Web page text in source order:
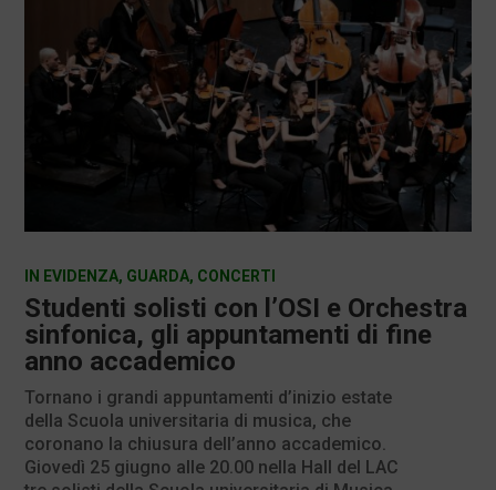
Studenti solisti con l’OSI e Orchestra
sinfonica, gli appuntamenti di fine
anno accademico
IN EVIDENZA, GUARDA, CONCERTI
Tornano i grandi appuntamenti d’inizio estate
della Scuola universitaria di musica, che
coronano la chiusura dell’anno accademico.
Giovedì 25 giugno alle 20.00 nella Hall del LAC